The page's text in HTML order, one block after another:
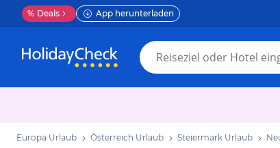
% Deals App herunterladen
Europa Urlaub Österreich Urlaub Steiermark Urlaub